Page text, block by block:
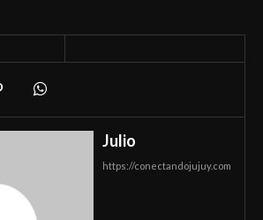
Julio
https://conectandojujuy.com